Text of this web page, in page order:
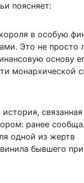
поясняет:
в особую
Это не просто
основу
монархической
ранее
одной из жертв
бывшего